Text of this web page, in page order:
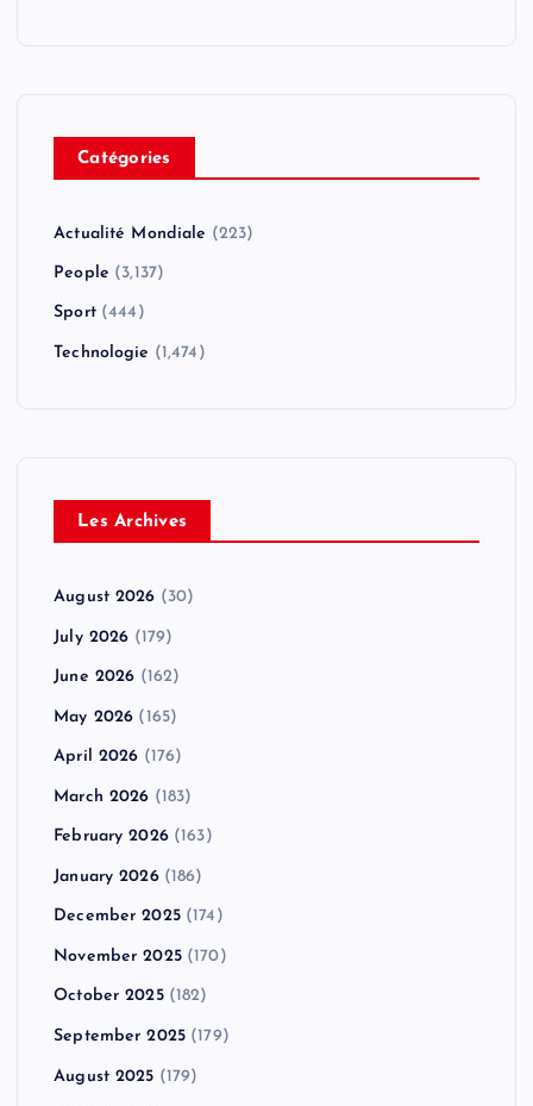
Catégories
Actualité Mondiale (223)
People (3,137)
Sport(444)
Technologie (1,474)
Les Archives
August 2026 (30)
July 2026 (179)
June 2026 (162)
May 2026 (165)
April 2026 (176)
March 2026 (183)
February 2026(163)
January 2026(186)
December 2025(174)
November 2025(170)
October 2025(182)
September 2025 (179)
August 2025 (179)